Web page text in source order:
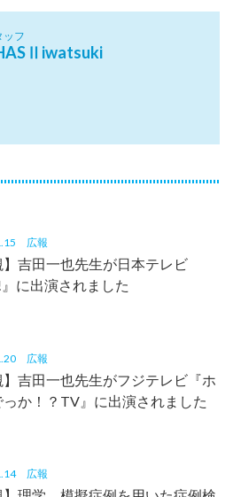
ッフ
広報
】吉田一也先生が日本テレビ
』に出演されました
広報
】吉田一也先生がフジテレビ『ホ
っか！？TV』に出演されました
広報